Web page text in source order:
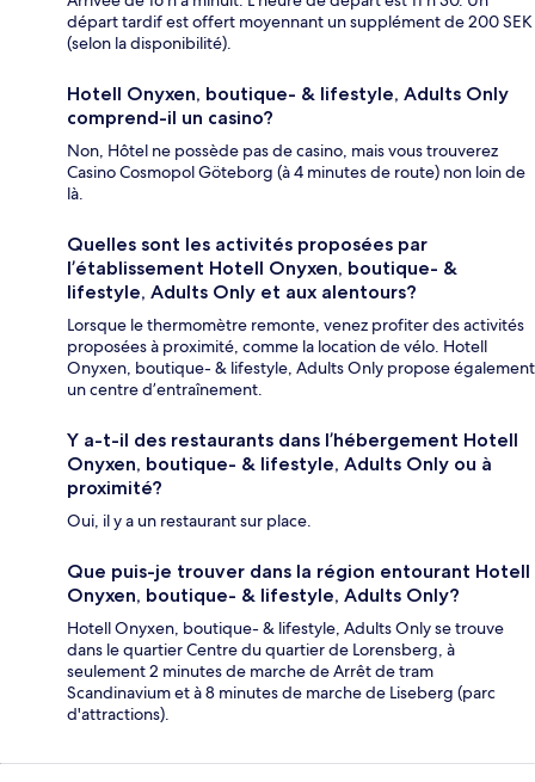
départ tardif est offert moyennant un supplément de 200 SEK
(selon la disponibilité).
Hotell Onyxen, boutique- & lifestyle, Adults Only
comprend-il un casino?
Non, Hôtel ne possède pas de casino, mais vous trouverez
Casino Cosmopol Göteborg (à 4 minutes de route) non loin de
là.
Quelles sont les activités proposées par
l’établissement Hotell Onyxen, boutique- &
lifestyle, Adults Only et aux alentours?
Lorsque le thermomètre remonte, venez profiter des activités
proposées à proximité, comme la location de vélo. Hotell
Onyxen, boutique- & lifestyle, Adults Only propose également
un centre d’entraînement.
Y a-t-il des restaurants dans l’hébergement Hotell
Onyxen, boutique- & lifestyle, Adults Only ou à
proximité?
Oui, il y a un restaurant sur place.
Que puis-je trouver dans la région entourant Hotell
Onyxen, boutique- & lifestyle, Adults Only?
Hotell Onyxen, boutique- & lifestyle, Adults Only se trouve
dans le quartier Centre du quartier de Lorensberg, à
seulement 2 minutes de marche de Arrêt de tram
Scandinavium et à 8 minutes de marche de Liseberg (parc
d'attractions).